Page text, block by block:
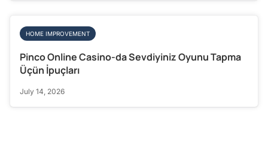
HOME IMPROVEMENT
Pinco Online Casino-da Sevdiyiniz Oyunu Tapma
Üçün İpuçları
July 14, 2026